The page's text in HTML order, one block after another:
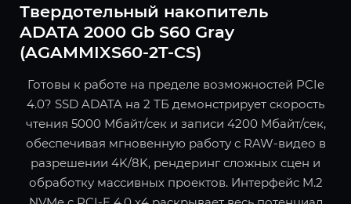
Твердотельный накопитель
ADATA 2000 Gb S60 Gray
(AGAMMIXS60-2T-CS)
Готовы к работе на пределе возможностей PCIe
4.0? SSD ADATA на 2 ТБ демонстрирует скорость
чтения 5000 Мбайт/сек и записи 4200 Мбайт/сек,
обеспечивая мгновенную работу с RAW-видео в
разрешении 4K/8K, рендеринг сложных сцен и
обработку массивных проектов. Интерфейс M.2